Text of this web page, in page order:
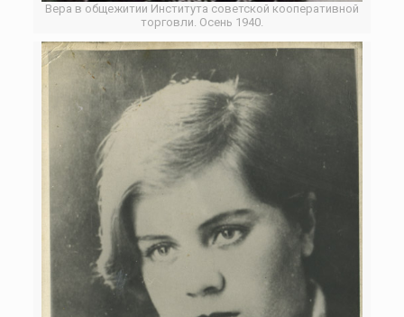
Вера в общежитии Института советской кооперативной
торговли. Осень 1940.